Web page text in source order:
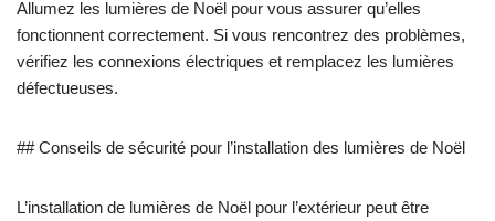
Allumez les lumières de Noël pour vous assurer qu’elles
fonctionnent correctement. Si vous rencontrez des problèmes,
vérifiez les connexions électriques et remplacez les lumières
défectueuses.
## Conseils de sécurité pour l’installation des lumières de Noël
L’installation de lumières de Noël pour l’extérieur peut être